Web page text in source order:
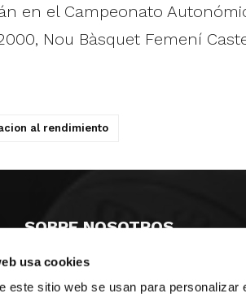
usa cookies
este sitio web se usan para
en el Campeonato
Nou Bàsquet Femení
al rendimiento
SOBRE NOSOTROS
CASTELLON
VALENCIA
MONESTIR DE POBLET 14 1ª